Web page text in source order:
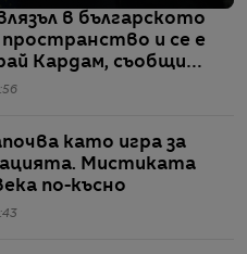
в българското
и се е
Кардам, съобщи
като игра за
Мистиката
по-късно